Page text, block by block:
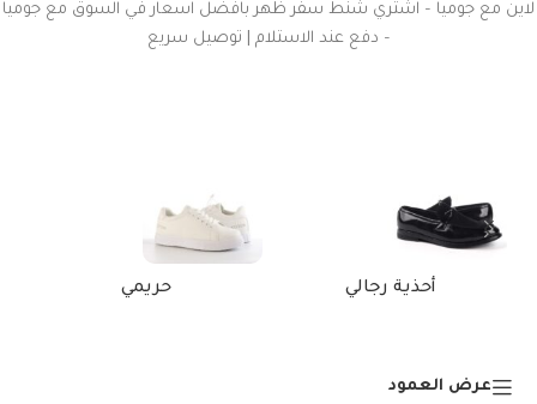
لاين مع جوميا – اشتري شنط سفر ظهر بافضل اسعار في السوق مع جوميا
– دفع عند الاستلام | توصيل سريع
أحذية رجالي حريمي
عرض العمود